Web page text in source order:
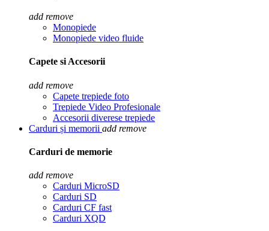
add remove
Monopiede
Monopiede video fluide
Capete si Accesorii
add remove
Capete trepiede foto
Trepiede Video Profesionale
Accesorii diverese trepiede
Carduri și memorii add remove
Carduri de memorie
add remove
Carduri MicroSD
Carduri SD
Carduri CF fast
Carduri XQD